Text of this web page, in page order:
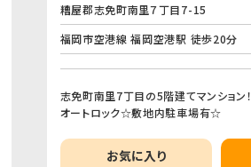
糟屋郡志免町南里７丁目7-15
福岡市空港線 福岡空港駅 徒歩20分
志免町南里7丁目の5階建てマンション！
オートロック☆敷地内駐車場有☆
お気に入り